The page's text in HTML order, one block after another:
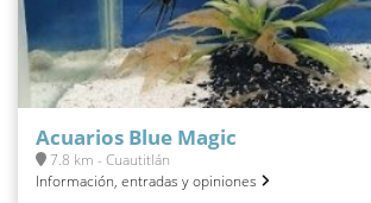
Acuarios Blue Magic
7.8 km - Cuautitlán
Información, entradas y opiniones